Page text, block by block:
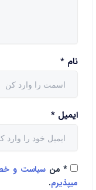
نام *
ایمیل *
*من سیاست و
میپذیرم.